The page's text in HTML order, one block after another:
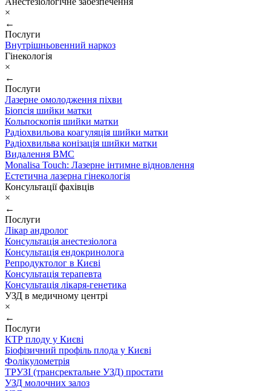
×
←
Послуги
Внутрішньовенний наркоз
Гінекологія
×
←
Послуги
Лазерне омолодження піхви
Біопсія шийки матки
Кольпоскопія шийки матки
Радіохвильова коагуляція шийки матки
Радіохвильва конізація шийки матки
Видалення ВМС
Monalisa Touch: Лазерне інтимне відновлення
Естетична лазерна гінекологія
Консультації фахівців
×
←
Послуги
Лікар андролог
Консультація анестезіолога
Консультація ендокринолога
Репродуктолог в Києві
Консультація терапевта
Консультація лікаря-генетика
УЗД в медичному центрі
×
←
Послуги
КТР плоду у Києві
Біофізичний профіль плода у Києві
Фолікулометрія
ТРУЗІ (трансректальне УЗД) простати
УЗД молочних залоз